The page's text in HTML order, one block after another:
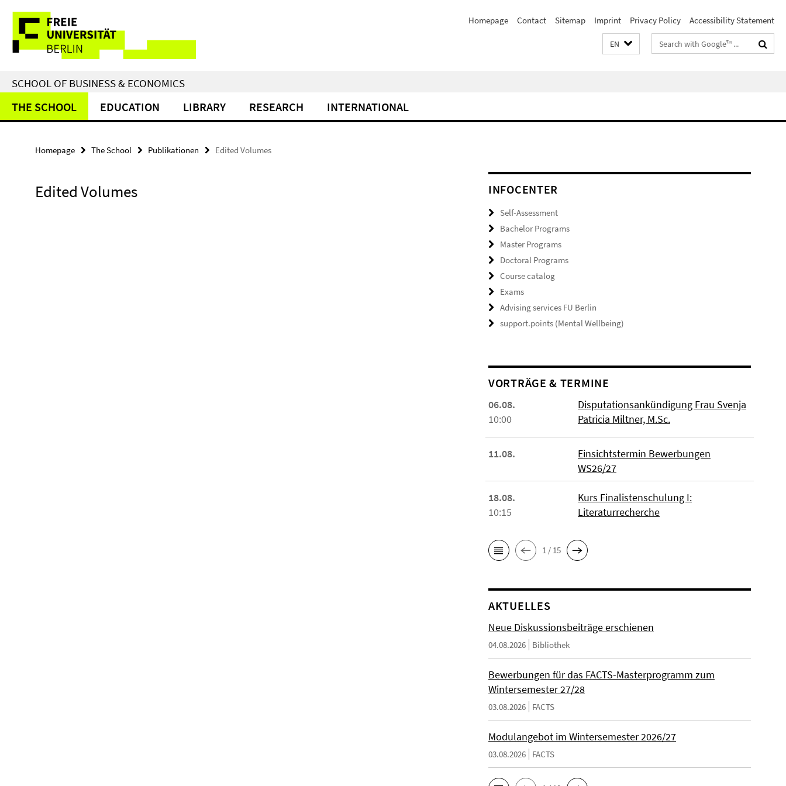
direkt
Inhalt
Service
Navigation
Homepage Contact Sitemap Imprint Privacy Policy Accessibility Statement
EN
Search
terms
SCHOOL OF BUSINESS & ECONOMICS
THE SCHOOL EDUCATION LIBRARY RESEARCH INTERNATIONAL
Homepage The School Publikationen Edited Volumes
Edited Volumes INFOCENTER
Self-Assessment
Bachelor Programs
Master Programs
Doctoral Programs
Course catalog
Exams
Advising services FU Berlin
support.points (Mental Wellbeing)
VORTRÄGE & TERMINE
06.08.
10:00
Disputationsankündigung Frau Svenja
Patricia Miltner, M.Sc.
11.08.
Einsichtstermin Bewerbungen
WS26/27
18.08.
10:15
Kurs Finalistenschulung I:
Literaturrecherche
1 / 15
AKTUELLES
Neue Diskussionsbeiträge erschienen
04.08.2026 Bibliothek
Bewerbungen für das FACTS-Masterprogramm zum
Wintersemester 27/28
03.08.2026 FACTS
Modulangebot im Wintersemester 2026/27
03.08.2026 FACTS